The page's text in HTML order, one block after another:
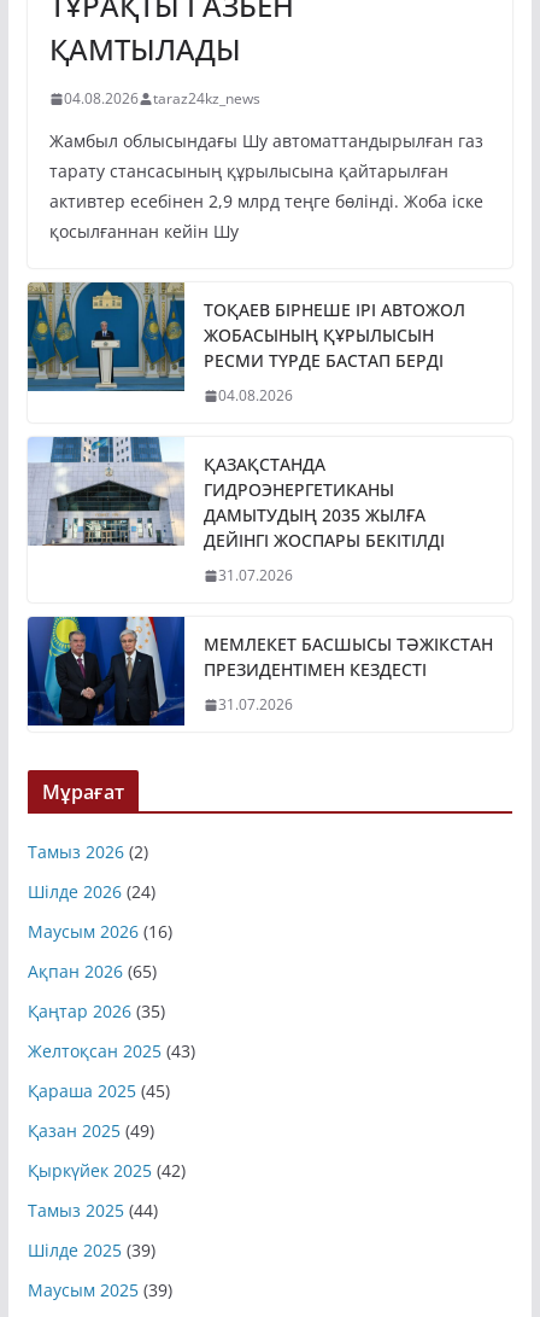
ҚАМТЫЛАДЫ
04.08.2026 taraz24kz_news
Жамбыл облысындағы Шу автоматтандырылған газ
тарату стансасының құрылысына қайтарылған
активтер есебінен 2,9 млрд теңге бөлінді. Жоба іске
қосылғаннан кейін Шу
ТОҚАЕВ БІРНЕШЕ ІРІ АВТОЖОЛ
ЖОБАСЫНЫҢ ҚҰРЫЛЫСЫН
РЕСМИ ТҮРДЕ БАСТАП БЕРДІ
04.08.2026
ҚАЗАҚСТАНДА
ГИДРОЭНЕРГЕТИКАНЫ
ДАМЫТУДЫҢ 2035 ЖЫЛҒА
ДЕЙІНГІ ЖОСПАРЫ БЕКІТІЛДІ
31.07.2026
МЕМЛЕКЕТ БАСШЫСЫ ТӘЖІКСТАН
ПРЕЗИДЕНТІМЕН КЕЗДЕСТІ
31.07.2026
Мұрағат
Тамыз 2026(2)
Шілде 2026(24)
Маусым 2026(16)
Ақпан 2026(65)
Қаңтар 2026(35)
Желтоқсан 2025(43)
Қараша 2025(45)
Қазан 2025(49)
Қыркүйек 2025(42)
Тамыз 2025(44)
Шілде 2025(39)
Маусым 2025(39)